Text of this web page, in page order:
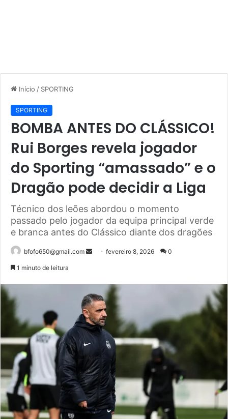
Início / SPORTING
SPORTING
BOMBA ANTES DO CLÁSSICO!
Rui Borges revela jogador
do Sporting “amassado” e o
Dragão pode decidir a Liga
Técnico dos leões abordou o momento
passado pelo jogador da equipa principal verde
e branca antes do Clássico diante dos dragões
bfofo650@gmail.com
Mandefevereiro 8, 2026 0
1 minuto de leitura